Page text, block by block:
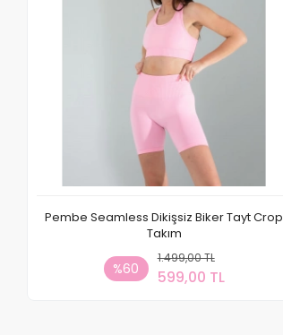
Pembe Seamless Dikişsiz Biker Tayt Crop
Takım
%60
1.499,00 TL
599,00 TL
Sepete Ekle